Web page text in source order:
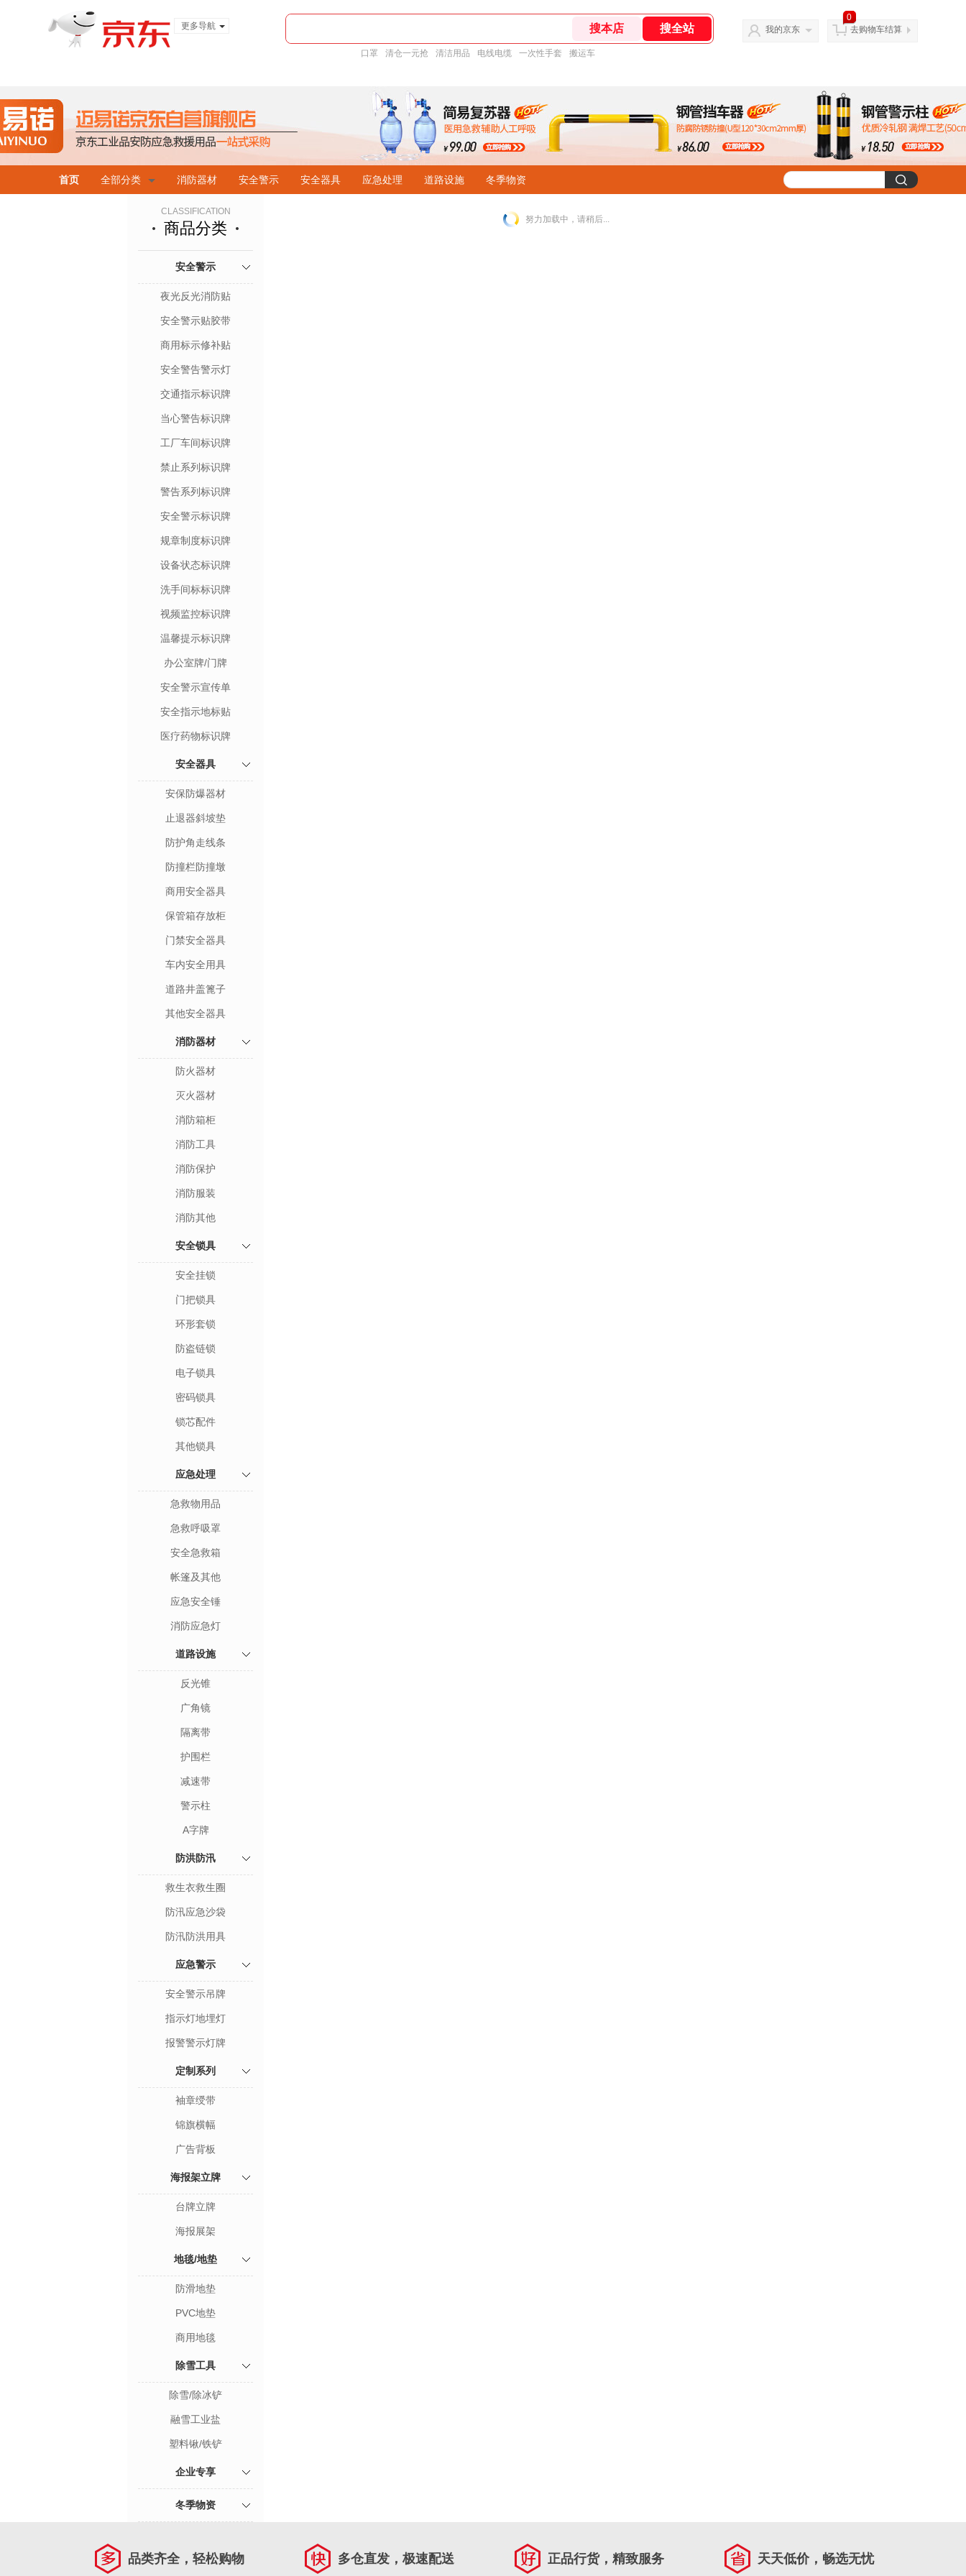
更多导航
口罩 清仓一元抢 清洁用品 电线电缆 一次性手套 搬运车
我的京东
0
去购物车结算
首页 全部分类 消防器材 安全警示 安全器具 应急处理 道路设施 冬季物资
CLASSIFICATION
商品分类
安全警示
夜光反光消防贴
安全警示贴胶带
商用标示修补贴
安全警告警示灯
交通指示标识牌
当心警告标识牌
工厂车间标识牌
禁止系列标识牌
警告系列标识牌
安全警示标识牌
规章制度标识牌
设备状态标识牌
洗手间标标识牌
视频监控标识牌
温馨提示标识牌
办公室牌/门牌
安全警示宣传单
安全指示地标贴
医疗药物标识牌
安全器具
安保防爆器材
止退器斜坡垫
防护角走线条
防撞栏防撞墩
商用安全器具
保管箱存放柜
门禁安全器具
车内安全用具
道路井盖篦子
其他安全器具
消防器材
防火器材
灭火器材
消防箱柜
消防工具
消防保护
消防服装
消防其他
安全锁具
安全挂锁
门把锁具
环形套锁
防盗链锁
电子锁具
密码锁具
锁芯配件
其他锁具
应急处理
急救物用品
急救呼吸罩
安全急救箱
帐篷及其他
应急安全锤
消防应急灯
道路设施
反光锥
广角镜
隔离带
护围栏
减速带
警示柱
A字牌
防洪防汛
救生衣救生圈
防汛应急沙袋
防汛防洪用具
应急警示
安全警示吊牌
指示灯地埋灯
报警警示灯牌
定制系列
袖章绶带
锦旗横幅
广告背板
海报架立牌
台牌立牌
海报展架
地毯/地垫
防滑地垫
PVC地垫
商用地毯
除雪工具
除雪/除冰铲
融雪工业盐
塑料锹/铁铲
企业专享
冬季物资
努力加载中，请稍后...
品类齐全，轻松购物 多仓直发，极速配送 正品行货，精致服务 天天低价，畅选无忧